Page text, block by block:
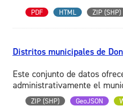
PDF HTML ZIP (SHP)
Distritos municipales de
Este conjunto de datos
administrativamente el
ZIP (SHP) GeoJSON